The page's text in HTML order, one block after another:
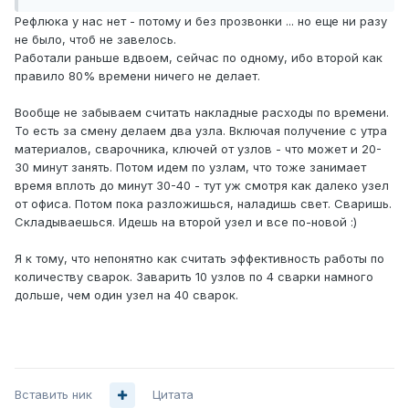
Рефлюка у нас нет - потому и без прозвонки ... но еще ни разу
не было, чтоб не завелось.
Работали раньше вдвоем, сейчас по одному, ибо второй как
правило 80% времени ничего не делает.
Вообще не забываем считать накладные расходы по времени.
То есть за смену делаем два узла. Включая получение с утра
материалов, сварочника, ключей от узлов - что может и 20-
30 минут занять. Потом идем по узлам, что тоже занимает
время вплоть до минут 30-40 - тут уж смотря как далеко узел
от офиса. Потом пока разложишься, наладишь свет. Сваришь.
Складываешься. Идешь на второй узел и все по-новой :)
Я к тому, что непонятно как считать эффективность работы по
количеству сварок. Заварить 10 узлов по 4 сварки намного
дольше, чем один узел на 40 сварок.
Вставить ник Цитата